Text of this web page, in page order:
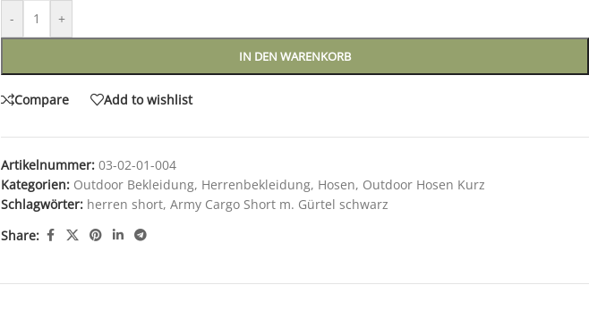
- +
IN DEN WARENKORB
Compare Add to wishlist
Artikelnummer: 03-02-01-004
Kategorien: Outdoor Bekleidung, Herrenbekleidung, Hosen, Outdoor Hosen Kurz
Schlagwörter: herren short, Army Cargo Short m. Gürtel schwarz
Share: